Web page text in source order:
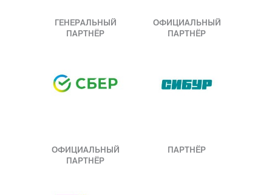
ГЕНЕРАЛЬНЫЙ
ПАРТНЁР
ОФИЦИАЛЬНЫЙ
ПАРТНЁР
ОФИЦИАЛЬНЫЙ
ПАРТНЁР
ПАРТНЁР